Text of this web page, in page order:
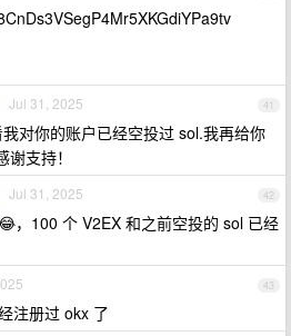
41
Jul 31, 2025
对你的账户已经空投过 sol.我再给你
支持！
42
Jul 31, 2025
，100 个 V2EX 和之前空投的 sol 已经
43
注册过 okx 了